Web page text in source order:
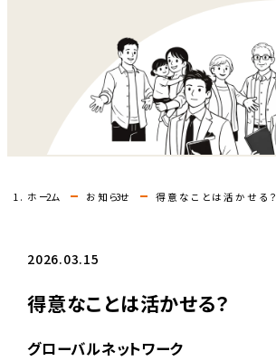
ホーム お知らせ 得意なことは活かせる？
2026.03.15
得意なことは活かせる？
グローバルネットワーク